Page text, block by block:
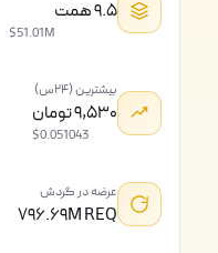
۹.۵ همت
$51.01M
بیشترین (۲۴س)
۹,۵۳۰ تومان
$0.051043
عرضه در گردش
۷۹۶.۶۹M REQ